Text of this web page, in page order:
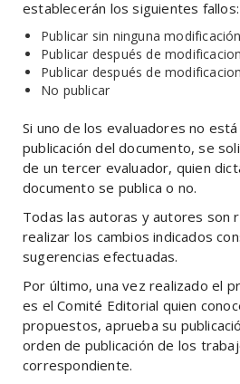
establecerán los siguientes fallos:
Publicar sin ninguna modificación
Publicar después de
Publicar después de
No publicar
Si uno de los evaluadores no
publicación del documento, se
de un tercer evaluador, quien
documento se publica o no.
Todas las autoras y autores son
realizar los cambios indicados
sugerencias efectuadas.
Por último, una vez realizado el
es el Comité Editorial quien
propuestos, aprueba su
orden de publicación de los
correspondiente.